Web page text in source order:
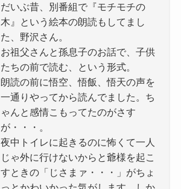
だいぶ昔、別番組で『モチモチの
木』という絵本の朗読もしてまし
た、野沢さん。
お祖父さんと孫息子のお話で、子供
たちの前で読む、という形式。
朗読の前に悟空、悟飯、悟天の声を
一通りやってから読んでました。ち
ゃんと感情こもってたのがさす
が・・・。
夜中トイレに起きるのに怖くて一人
じゃ外に行けないからと爺様を起こ
すときの「じさまァ・・・」がちょ